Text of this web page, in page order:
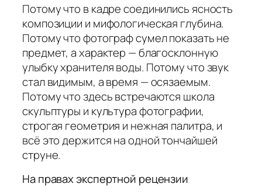
Потому что в кадре соединились ясность
композиции и мифологическая глубина.
Потому что фотограф сумел показать не
предмет, а характер — благосклонную
улыбку хранителя воды. Потому что звук
стал видимым, а время — осязаемым.
Потому что здесь встречаются школа
скульптуры и культура фотографии,
строгая геометрия и нежная палитра, и
всё это держится на одной тончайшей
струне.
На правах экспертной рецензии